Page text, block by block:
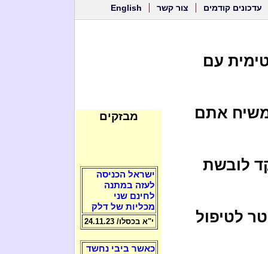
עדכונים קודמים צור קשר English
עם
משיח אתם
לובשת
לטיפול
מבזקים
ישראל הכניסה
לעזה במתנה
לחינם שני
מכליות של דלק
י"א בכסלו/ 24.11.23
כאשר ביבי נחשד